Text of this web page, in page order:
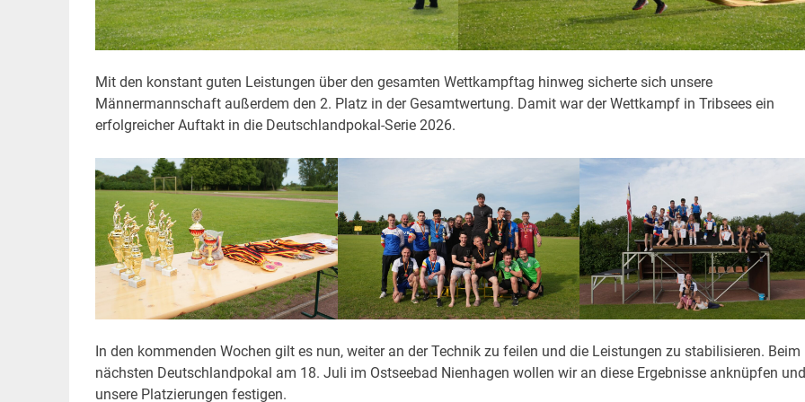
Mit den konstant guten Leistungen über den gesamten Wettkampftag hinweg sicherte sich unsere
Männermannschaft außerdem den 2. Platz in der Gesamtwertung. Damit war der Wettkampf in Tribsees ein
erfolgreicher Auftakt in die Deutschlandpokal-Serie 2026.
In den kommenden Wochen gilt es nun, weiter an der Technik zu feilen und die Leistungen zu stabilisieren. Beim
nächsten Deutschlandpokal am 18. Juli im Ostseebad Nienhagen wollen wir an diese Ergebnisse anknüpfen und
unsere Platzierungen festigen.